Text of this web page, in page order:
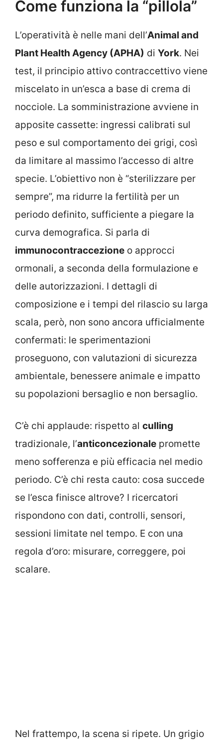
Come funziona la “pillola”
L’operatività è nelle mani dell’Animal and
Plant Health Agency (APHA) di York. Nei
test, il principio attivo contraccettivo viene
miscelato in un’esca a base di crema di
nocciole. La somministrazione avviene in
apposite cassette: ingressi calibrati sul
peso e sul comportamento dei grigi, così
da limitare al massimo l’accesso di altre
specie. L’obiettivo non è “sterilizzare per
sempre”, ma ridurre la fertilità per un
periodo definito, sufficiente a piegare la
curva demografica. Si parla di
immunocontraccezione o approcci
ormonali, a seconda della formulazione e
delle autorizzazioni. I dettagli di
composizione e i tempi del rilascio su larga
scala, però, non sono ancora ufficialmente
confermati: le sperimentazioni
proseguono, con valutazioni di sicurezza
ambientale, benessere animale e impatto
su popolazioni bersaglio e non bersaglio.
C’è chi applaude: rispetto al culling
tradizionale, l’anticoncezionale promette
meno sofferenza e più efficacia nel medio
periodo. C’è chi resta cauto: cosa succede
se l’esca finisce altrove? I ricercatori
rispondono con dati, controlli, sensori,
sessioni limitate nel tempo. E con una
regola d’oro: misurare, correggere, poi
scalare.
Nel frattempo, la scena si ripete. Un grigio